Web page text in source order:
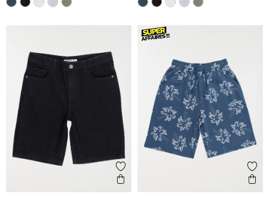
Ajouter aux favoris
Aperçu rapide